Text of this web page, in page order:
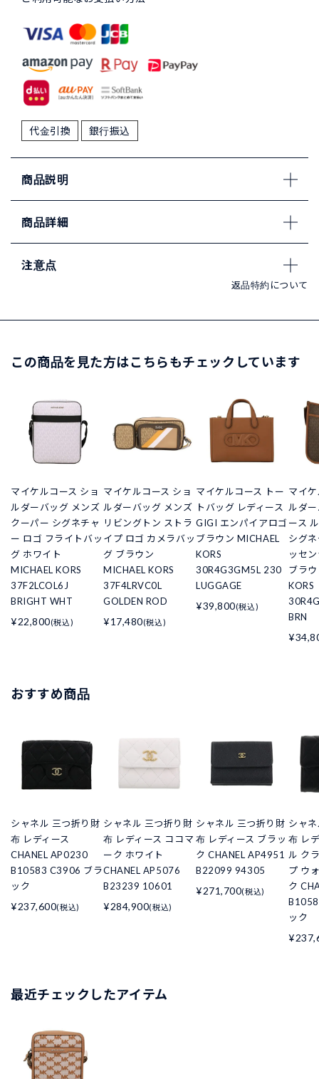
代金引換 銀行振込
商品説明
商品詳細
注意点
返品特約について
この商品を見た方はこちらもチェックしています
マイケルコース ショ
ルダーバッグ メンズ
クーパー シグネチャ
ー ロゴ フライトバッ
グ ホワイト
MICHAEL KORS
37F2LCOL6J
BRIGHT WHT
¥22,800(税込)
マイケルコース ショ
ルダーバッグ メンズ
リビングトン ストラ
イプ ロゴ カメラバッ
グ ブラウン
MICHAEL KORS
37F4LRVC0L
GOLDEN ROD
¥17,480(税込)
マイケルコース トー
トバッグ レディース
GIGI エンパイアロゴ
ブラウン MICHAEL
KORS
30R4G3GM5L 230
LUGGAGE
¥39,800(税込)
マイ
ルダ
ース
シグ
ッセ
ブラ
KORS
BRN
おすすめ商品
シャネル 三つ折り財
布 レディース
CHANEL AP0230
B10583 C3906 ブラ
ック
¥237,600(税込)
シャネル 三つ折り財
布 レディース ココマ
ーク ホワイト
CHANEL AP5076
B23239 10601
¥284,900(税込)
シャネル 三つ折り財
布 レディース ブラッ
ク CHANEL AP4951
B22099 94305
¥271,700(税込)
シャ
布 レ
ル ク
プ ウ
ク
ック
最近チェックしたアイテム